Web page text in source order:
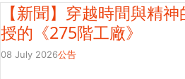
【新聞】穿越時間與精
授的《275階工廠》
08 July 2026公告